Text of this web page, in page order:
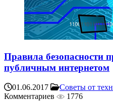
Правила безопасности
публичным интернетом
01.06.2017 Советы от
Комментариев
1776